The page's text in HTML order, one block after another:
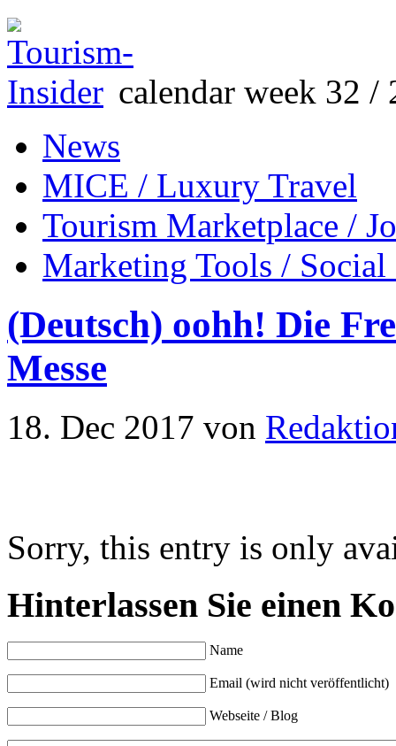
calendar week 32 /
News
MICE / Luxury Travel
Tourism Marketplace /
Marketing Tools /
(Deutsch) oohh! Die
Messe
18. Dec 2017 von
Sorry, this entry is only
Hinterlassen Sie einen
Name
Email (wird nicht veröffentlicht)
Webseite / Blog